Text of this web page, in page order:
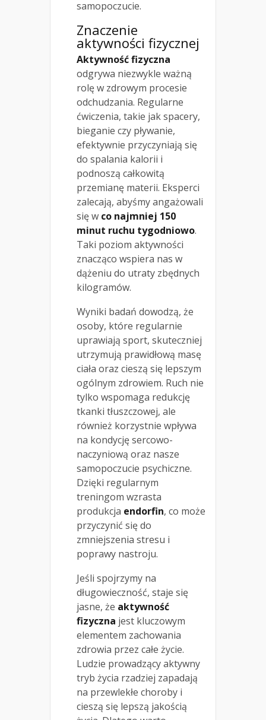
samopoczucie.
Znaczenie
aktywności fizycznej
Aktywność fizyczna
odgrywa niezwykle ważną
rolę w zdrowym procesie
odchudzania. Regularne
ćwiczenia, takie jak spacery,
bieganie czy pływanie,
efektywnie przyczyniają się
do spalania kalorii i
podnoszą całkowitą
przemianę materii. Eksperci
zalecają, abyśmy angażowali
się w co najmniej 150
minut ruchu tygodniowo.
Taki poziom aktywności
znacząco wspiera nas w
dążeniu do utraty zbędnych
kilogramów.
Wyniki badań dowodzą, że
osoby, które regularnie
uprawiają sport, skuteczniej
utrzymują prawidłową masę
ciała oraz cieszą się lepszym
ogólnym zdrowiem. Ruch nie
tylko wspomaga redukcję
tkanki tłuszczowej, ale
również korzystnie wpływa
na kondycję sercowo-
naczyniową oraz nasze
samopoczucie psychiczne.
Dzięki regularnym
treningom wzrasta
produkcja endorfin, co może
przyczynić się do
zmniejszenia stresu i
poprawy nastroju.
Jeśli spojrzymy na
długowieczność, staje się
jasne, że aktywność
fizyczna jest kluczowym
elementem zachowania
zdrowia przez całe życie.
Ludzie prowadzący aktywny
tryb życia rzadziej zapadają
na przewlekłe choroby i
cieszą się lepszą jakością